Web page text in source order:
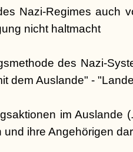
Nazi-Regimes auch
nicht haltmacht
des Nazi-
dem Auslande" -
im Auslande
und ihre Angehörigen